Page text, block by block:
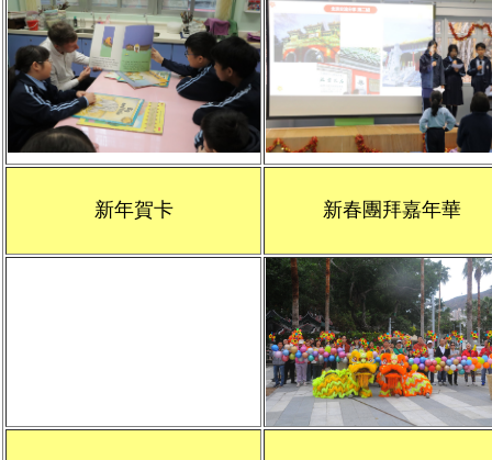
新年賀卡 新春團拜嘉年華